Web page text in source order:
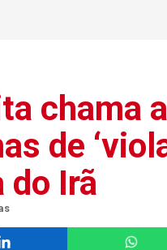
chama
de
do Irã